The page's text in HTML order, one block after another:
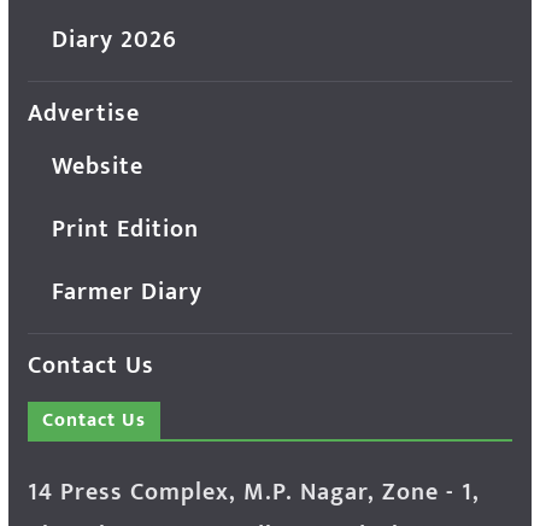
Diary 2026
Advertise
Website
Print Edition
Farmer Diary
Contact Us
Contact Us
14 Press Complex, M.P. Nagar, Zone - 1,